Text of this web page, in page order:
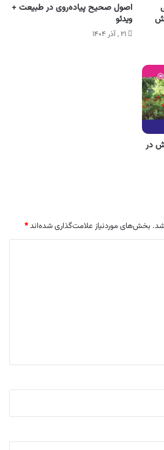
اصول صحیح پیاده‌روی در طبیعت +
ویدئو
۲۱ , آذر ۱۴۰۴
در
بخش‌های موردنیاز علامت‌گذاری شده‌اند*